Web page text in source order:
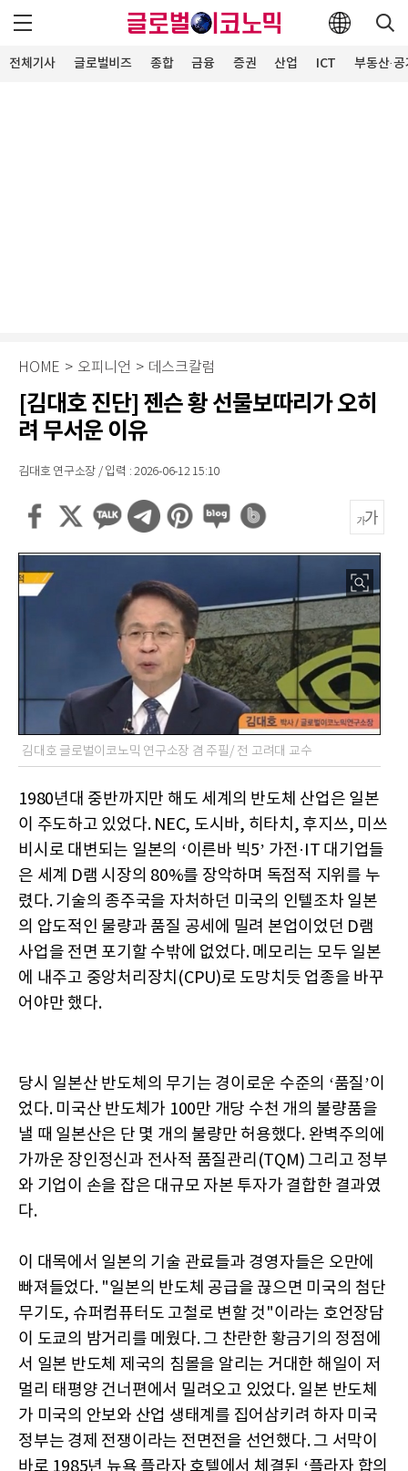
전체기사 글로벌비즈 종합 금융 증권 산업 ICT 부동산·
HOME > 오피니언 > 데스크칼럼
[김대호 진단] 젠슨 황 선물보따리가 오히
려 무서운 이유
김대호 연구소장 / 입력 : 2026-06-12 15:10
김대호 글로벌이코노믹 연구소장 겸 주필/ 전 고려대 교수
1980년대 중반까지만 해도 세계의 반도체 산업은 일본
이 주도하고 있었다. NEC, 도시바, 히타치, 후지쓰, 미쓰
비시로 대변되는 일본의 ‘이른바 빅5’ 가전·IT 대기업들
은 세계 D램 시장의 80%를 장악하며 독점적 지위를 누
렸다. 기술의 종주국을 자처하던 미국의 인텔조차 일본
의 압도적인 물량과 품질 공세에 밀려 본업이었던 D램
사업을 전면 포기할 수밖에 없었다. 메모리는 모두 일본
에 내주고 중앙처리장치(CPU)로 도망치듯 업종을 바꾸
어야만 했다.
당시 일본산 반도체의 무기는 경이로운 수준의 ‘품질’이
었다. 미국산 반도체가 100만 개당 수천 개의 불량품을
낼 때 일본산은 단 몇 개의 불량만 허용했다. 완벽주의에
가까운 장인정신과 전사적 품질관리(TQM) 그리고 정부
와 기업이 손을 잡은 대규모 자본 투자가 결합한 결과였
다.
이 대목에서 일본의 기술 관료들과 경영자들은 오만에
빠져들었다. "일본의 반도체 공급을 끊으면 미국의 첨단
무기도, 슈퍼컴퓨터도 고철로 변할 것"이라는 호언장담
이 도쿄의 밤거리를 메웠다. 그 찬란한 황금기의 정점에
서 일본 반도체 제국의 침몰을 알리는 거대한 해일이 저
멀리 태평양 건너편에서 밀려오고 있었다. 일본 반도체
가 미국의 안보와 산업 생태계를 집어삼키려 하자 미국
정부는 경제 전쟁이라는 전면전을 선언했다. 그 서막이
바로 1985년 뉴욕 플라자 호텔에서 체결된 ‘플라자 합의